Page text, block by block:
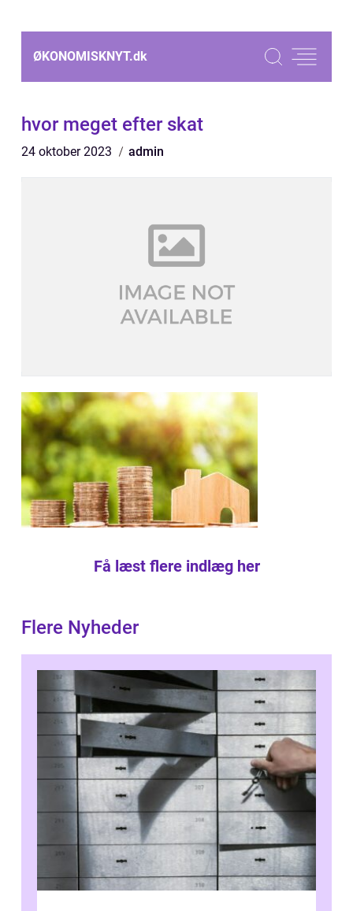
ØKONOMISKNYT.dk
hvor meget efter skat
24 oktober 2023 admin
Få læst flere indlæg her
Flere Nyheder